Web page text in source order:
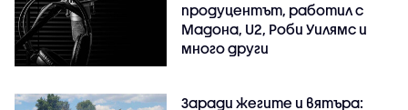
продуцентът, работил с
Мадона, U2, Роби Уилямс и
много други
Заради жегите и вятъра: